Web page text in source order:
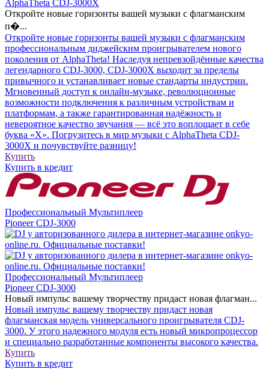
AlphaTheta CDJ-3000X
Откройте новые горизонты вашей музыки с флагманским
п�...
Откройте новые горизонты вашей музыки с флагманским
профессиональным диджейским проигрывателем нового
поколения от AlphaTheta! Наследуя непревзойдённые качества
легендарного CDJ-3000, CDJ-3000X выходит за пределы
привычного и устанавливает новые стандарты индустрии.
Мгновенный доступ к онлайн-музыке, революционные
возможности подключения к различным устройствам и
платформам, а также гарантированная надёжность и
невероятное качество звучания — всё это воплощает в себе
буква «X». Погрузитесь в мир музыки с AlphaTheta CDJ-
3000X и почувствуйте разницу!
Купить
Купить в кредит
Профессиональный Мультиплеер
Pioneer CDJ-3000
Профессиональный Мультиплеер
Pioneer CDJ-3000
Новый импульс вашему творчеству придаст новая флагман...
Новый импульс вашему творчеству придаст новая
флагманская модель универсального проигрывателя CDJ-
3000. У этого надежного модуля есть новый микропроцессор
и специально разработанные компоненты высокого качества.
Купить
Купить в кредит